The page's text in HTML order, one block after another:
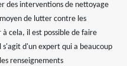
des interventions de nettoyage
de lutter contre les
cela, il est possible de faire
s'agit d'un expert qui a beaucoup
renseignements